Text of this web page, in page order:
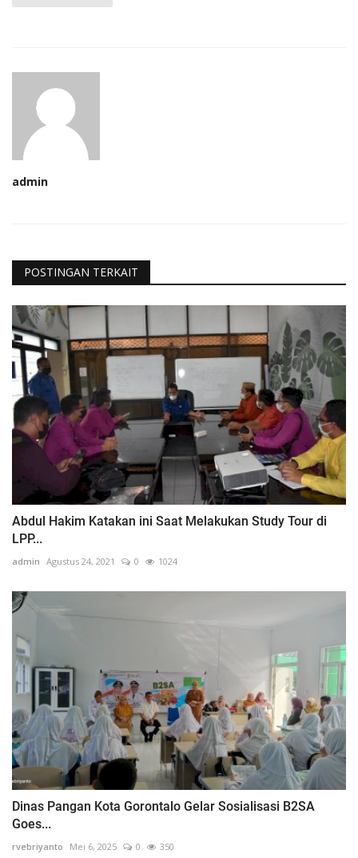
admin
POSTINGAN TERKAIT
Abdul Hakim Katakan ini Saat Melakukan Study Tour di
LPP...
admin Agustus 24, 2021 0 1024
Dinas Pangan Kota Gorontalo Gelar Sosialisasi B2SA
Goes...
rvebriyanto Mei 6, 2025 0 350